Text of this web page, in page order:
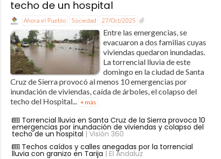
techo de un hospital
Ahora el Pueblo Sociedad 27/Oct/2025
Entre las emergencias, se
evacuaron a dos familias cuyas
viviendas quedaron inundadas.
La torrencial lluvia de este
domingo en la ciudad de Santa
Cruz de Sierra provocó al menos 10 emergencias por
inundación de viviendas, caída de árboles, el colapso del
techo del Hospital... + más
Torrencial lluvia en Santa Cruz de la Sierra provoca 10
emergencias por inundación de viviendas y colapso del
techo de un hospital | Visión 360
Techos caídos y calles anegadas por la torrencial
lluvia con granizo en Tarija | El Andaluz